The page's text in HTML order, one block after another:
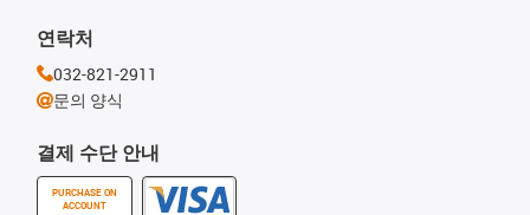
결제 수단 안내
PURCHASE ON
ACCOUNT
연락처
032-821-2911
문의 양식